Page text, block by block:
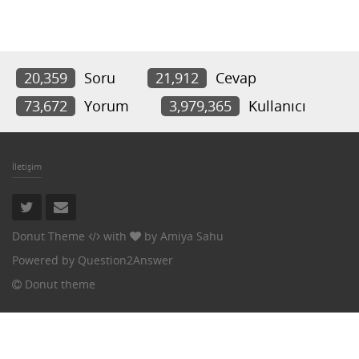
20,359 Soru 21,912
Cevap
73,672
Yorum 3,979,365 Kullanıcı
İletişim
Donut Theme with by Amiya Sahu
Powered by Question2Answer
Donut theme